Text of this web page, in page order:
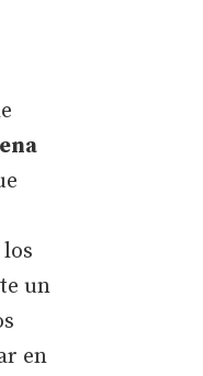
un
en